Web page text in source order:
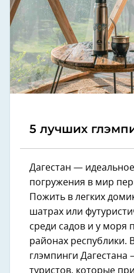
5 лучших
Дагестан —
погружения в мир
Пожить в легких
шатрах или
среди садов и у моря
районах республики.
глэмпинги Дагестана
туристов, которые